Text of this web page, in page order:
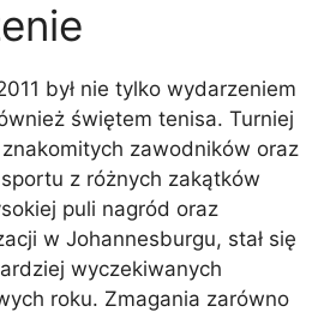
był nie tylko wydarzeniem
świętem tenisa. Turniej
znakomitych zawodników oraz
z różnych zakątków
puli nagród oraz
w Johannesburgu, stał się
wyczekiwanych
roku. Zmagania zarówno